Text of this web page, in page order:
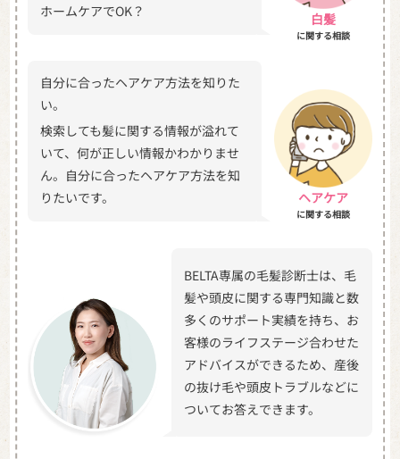
ホームケアでOK？
白髪
に関する相談
自分に合ったヘアケア方法を知りた
い。
検索しても髪に関する情報が溢れて
いて、何が正しい情報かわかりませ
ん。自分に合ったヘアケア方法を知
りたいです。
ヘアケア
に関する相談
BELTA専属の毛髪診断士は、毛
髪や頭皮に関する専門知識と数
多くのサポート実績を持ち、お
客様のライフステージ合わせた
アドバイスができるため、産後
の抜け毛や頭皮トラブルなどに
ついてお答えできます。